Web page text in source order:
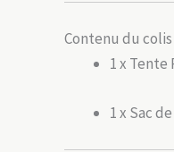
Contenu du colis
1 x Tente
1 x Sac